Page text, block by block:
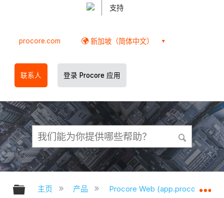
支持
procore.com 新加坡（简体中文）
联系人 登录 Procore 应用
扩展/隐缩全局层次
主页 产品 Procore Web